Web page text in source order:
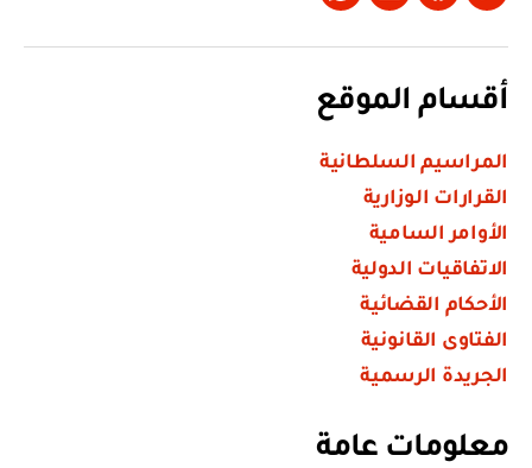
أقسام الموقع
المراسيم السلطانية
القرارات الوزارية
الأوامر السامية
الاتفاقيات الدولية
الأحكام القضائية
الفتاوى القانونية
الجريدة الرسمية
معلومات عامة